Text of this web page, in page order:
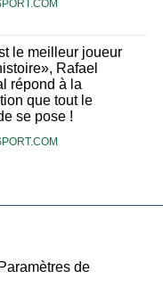
le meilleur joueur
Rafael
répond à la
que tout le
se pose !
Paramètres de